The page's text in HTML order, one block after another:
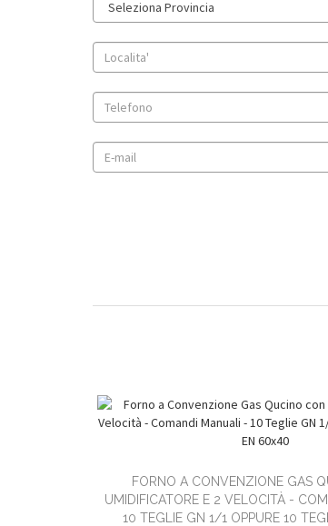
FORNO A CONVENZIONE GAS
UMIDIFICATORE E 2 VELOCITÀ -
10 TEGLIE GN 1/1 OPPURE 10